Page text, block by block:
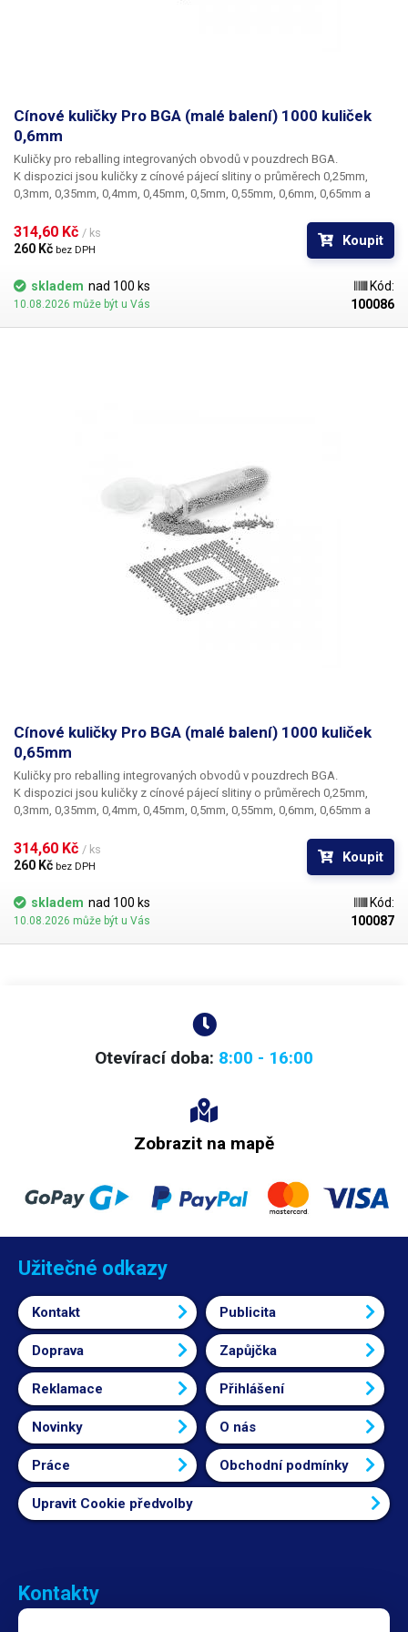
Cínové kuličky Pro BGA (malé balení) 1000 kuliček
0,6mm
Kuličky pro reballing integrovaných obvodů v pouzdrech BGA.
K dispozici jsou kuličky z cínové pájecí slitiny o průměrech 0,25mm,
0,3mm, 0,35mm, 0,4mm, 0,45mm, 0,5mm, 0,55mm, 0,6mm, 0,65mm a
BGA mřížky pro překuličkování. Ampule obsahuje vždy 1000 kusů
kuliček o daném průměru.
314,60 Kč / ks
260 Kč bez DPH
Koupit
skladem nad 100 ks
10.08.2026 může být u Vás
Kód:
100086
Cínové kuličky Pro BGA (malé balení) 1000 kuliček
0,65mm
Kuličky pro reballing integrovaných obvodů v pouzdrech BGA.
K dispozici jsou kuličky z cínové pájecí slitiny o průměrech 0,25mm,
0,3mm, 0,35mm, 0,4mm, 0,45mm, 0,5mm, 0,55mm, 0,6mm, 0,65mm a
BGA mřížky pro překuličkování. Ampule obsahuje vždy 1000 kusů
kuliček o daném průměru.
314,60 Kč / ks
260 Kč bez DPH
Koupit
skladem nad 100 ks
10.08.2026 může být u Vás
Kód:
100087
Otevírací doba: 8:00 - 16:00
Zobrazit na mapě
Užitečné odkazy
Kontakt Publicita
Doprava Zapůjčka
Reklamace Přihlášení
Novinky O nás
Práce Obchodní podmínky
Upravit Cookie předvolby
Kontakty